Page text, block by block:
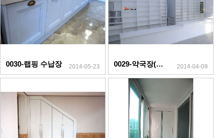
0030-랩핑 수납장 2014-05-23 0029-약국장(하이그로시) 2014-04-09